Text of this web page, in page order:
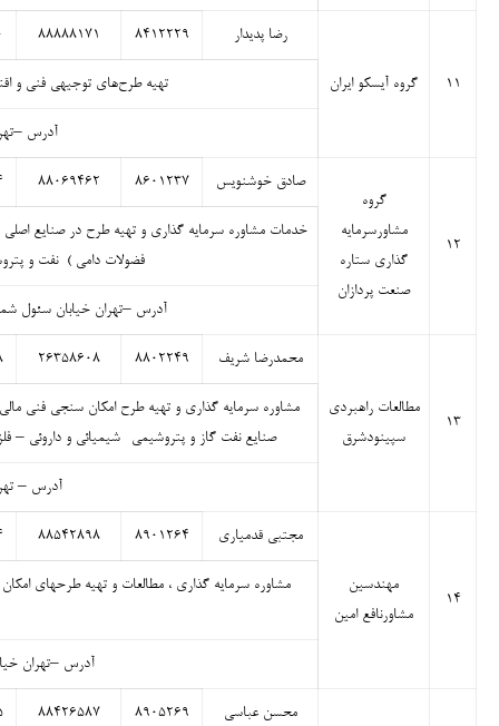
۱۱ گروه آیسکو ایران
رضا پدیدار ۸۴۱۲۲۲۹ ۸۸۸۸۸۱۷۱
تهیه طرح‌های توجیهی فنی و
آدرس –تهران
۱۲
گروه
مشاورسرمایه
گذاری ستاره
صنعت پردازان
صادق خوشنویس ۸۶۰۱۲۳۷ ۸۸۰۶۹۴۶۲
خدمات مشاوره سرمایه گذاری و تهیه طرح در صنایع اصلی
فضولات دامی ) نفت و
آدرس –تهران خیابان سئول
۱۳
مطالعات راهبردی
سپینودشرق
محمدرضا شریف ۸۸۰۲۲۴۹ ۲۶۳۵۸۶۰۸
مشاوره سرمایه گذاری و تهیه طرح امکان سنجی فنی
صنایع نفت گاز و پتروشیمی- شیمیائی و داروئی –
آدرس –
۱۴
مهندسین
مشاورنافع امین
مجتبی قدمیاری ۸۹۰۱۲۶۴ ۸۸۵۴۲۸۹۸
مشاوره سرمایه گذاری ، مطالعات و تهیه طرحهای
آدرس –تهران
محسن عباسی ۸۹۰۵۲۶۹ ۸۸۴۲۶۵۸۷